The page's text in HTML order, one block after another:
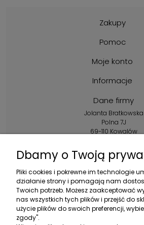
Zakupy
Pomoc
Moje konto
Informacje
Dane firmy
Jolanta Bratkowska
Polna 7J
69-110 Kowalów
+48 602 356 983
pon.-pt.: 10:00-
sklep@ebratek.pl
Dbamy o Twoją
Pliki cookies i pokrewne im technologie
działanie strony i pomagają nam
Twoich potrzeb. Możesz zaakceptować
nas wszystkich tych plików i przejść do
użycie plików do swoich preferencji,
zgody".